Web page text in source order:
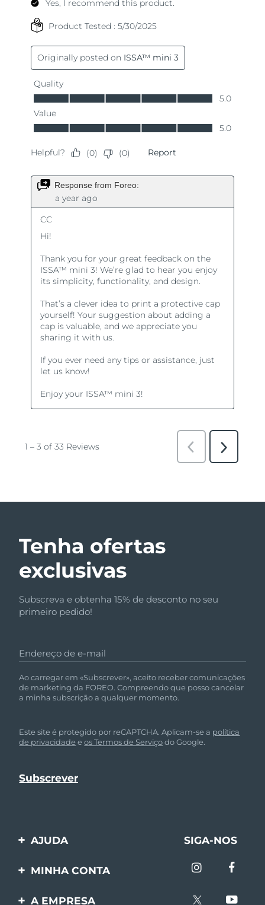
Tenha ofertas
exclusivas
Subscreva e obtenha 15% de desconto no seu
primeiro pedido!
Endereço de e-mail
Ao carregar em «Subscrever», aceito receber comunicações
de marketing da FOREO. Compreendo que posso cancelar
a minha subscrição a qualquer momento.
Este site é protegido por reCAPTCHA. Aplicam-se a política
de privacidade eos Termos de Serviçodo Google.
AJUDA
Entre em contato
SIGA-NOS
MINHA CONTA
Registro de produto
A EMPRESA